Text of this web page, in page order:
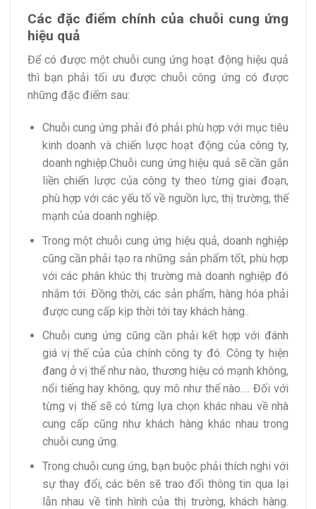
Các đặc điểm chính của chuỗi cung ứng
hiệu quả
Để có được một chuỗi cung ứng hoạt động hiệu quả
thì bạn phải tối ưu được chuỗi công ứng có được
những đặc điểm sau:
Chuỗi cung ứng phải đó phải phù hợp với mục tiêu
kinh doanh và chiến lược hoạt động của công ty,
doanh nghiệp.Chuỗi cung ứng hiệu quả sẽ cần gắn
liền chiến lược của công ty theo từng giai đoạn,
phù hợp với các yếu tố về nguồn lực, thị trường, thế
mạnh của doanh nghiệp.
Trong một chuỗi cung ứng hiệu quả, doanh nghiệp
cũng cần phải tạo ra những sản phẩm tốt, phù hợp
với các phân khúc thị trường mà doanh nghiệp đó
nhắm tới. Đồng thời, các sản phẩm, hàng hóa phải
được cung cấp kịp thời tới tay khách hàng..
Chuỗi cung ứng cũng cần phải kết hợp với đánh
giá vị thế của của chính công ty đó. Công ty hiện
đang ở vị thế như nào, thương hiệu có mạnh không,
nổi tiếng hay không, quy mô như thế nào…. Đối với
từng vị thế sẽ có từng lựa chọn khác nhau về nhà
cung cấp cũng như khách hàng khác nhau trong
chuỗi cung ứng.
Trong chuỗi cung ứng, bạn buộc phải thích nghi với
sự thay đổi, các bên sẽ trao đổi thông tin qua lại
lẫn nhau về tình hình của thị trường, khách hàng.